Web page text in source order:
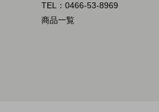
TEL：0466-53-8969
商品一覧